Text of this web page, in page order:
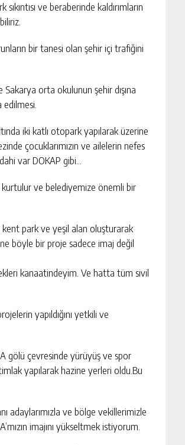
ve beraberinde kaldırımların
bir tanesi olan şehir içi trafiğini
orta okulunun şehir dışına
iki katlı otopark yapılarak üzerine
çocuklarımızın ve ailelerin nefes
var DOKAP gibi…
kurtulur ve belediyemize önemli bir
park ve yeşil alan oluşturarak
böyle bir proje sadece imaj değil
kanaatindeyim. Ve hatta tüm sivil
yapıldığını yetkili ve
gölü çevresinde yürüyüş ve spor
yapılarak hazine yerleri oldu.Bu
adaylarımızla ve bölge vekillerimizle
imajını yükseltmek istiyorum.